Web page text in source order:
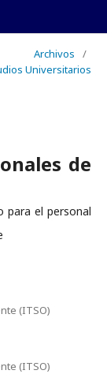
Archivos
/
Universitarios
de
para el personal
(ITSO)
(ITSO)